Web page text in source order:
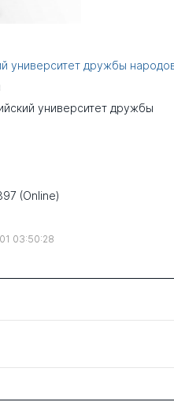
университет дружбы
университет дружбы
(Online)
03:50:28